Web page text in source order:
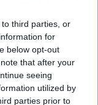
third parties, or
for
below opt-out
that after your
seeing
utilized by
parties prior to
– analītiķi